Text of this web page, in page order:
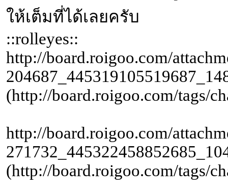
ให้เต็มที่ได้เลยครับ
::rolleyes::
http://board.roigoo.com/
(http://board.roigoo.com/tags/
http://board.roigoo.com/
(http://board.roigoo.com/tags/